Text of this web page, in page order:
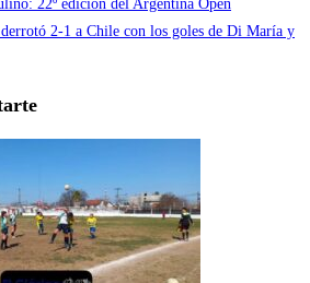
22º edición del Argentina Open
2-1 a Chile con los goles de Di María y